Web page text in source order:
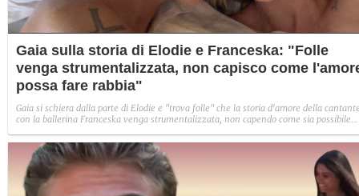
Gaia sulla storia di Elodie e Franceska: "Folle
venga strumentalizzata, non capisco come
possa fare rabbia"
Gaia si schiera dalla parte di Elodie e "trova folle" che la storia d'amore della
con la ballerina Franceska venga strumentalizzata, non capendo come sia possibile